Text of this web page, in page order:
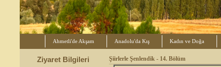
Ahmetli'de Akşam Anadolu'da Kış Kadın ve Doğa
Ziyaret Bilgileri Şiirlerle Şenlendik - 14. Bölüm